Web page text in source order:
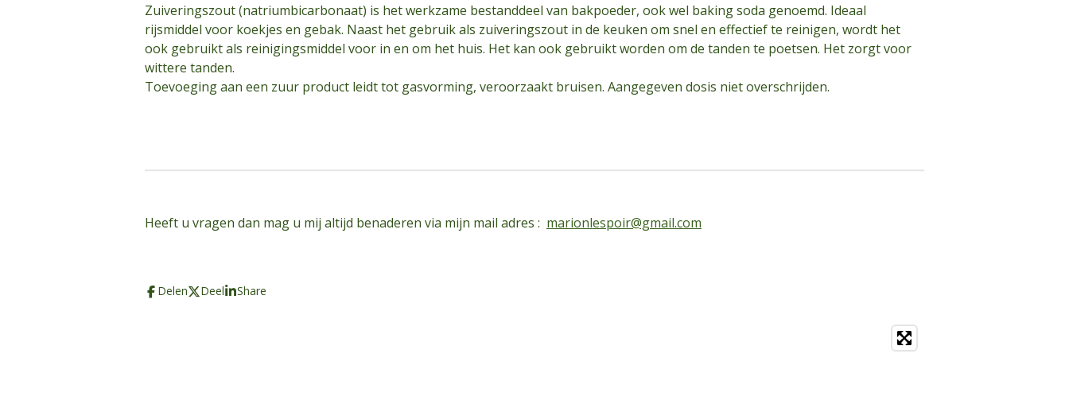
Zuiveringszout (natriumbicarbonaat) is het werkzame bestanddeel van bakpoeder, ook wel baking soda genoemd. Ideaal
rijsmiddel voor koekjes en gebak. Naast het gebruik als zuiveringszout in de keuken om snel en effectief te reinigen, wordt het
ook gebruikt als reinigingsmiddel voor in en om het huis. Het kan ook gebruikt worden om de tanden te poetsen. Het zorgt voor
wittere tanden.
Toevoeging aan een zuur product leidt tot gasvorming, veroorzaakt bruisen. Aangegeven dosis niet overschrijden.
Heeft u vragen dan mag u mij altijd benaderen via mijn mail adres : marionlespoir@gmail.com
Delen Deel Share